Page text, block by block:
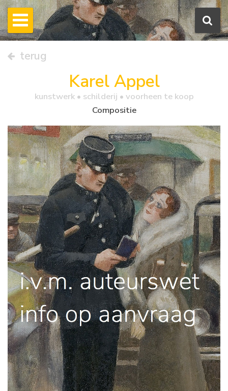
terug
Karel Appel
kunstwerk • schilderij • voorheen te koop
Compositie